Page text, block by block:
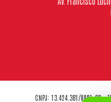
CNPJ: 13.424.381/0001-88 -